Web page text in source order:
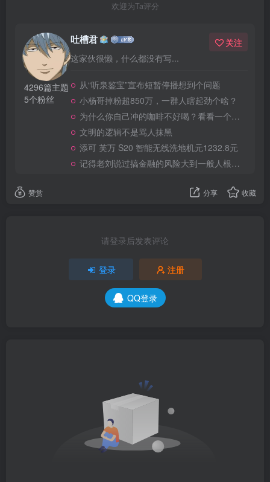
欢迎为Ta评分
4296篇主题
5个粉丝
吐槽君
这家伙很懒，什么都没有写...
关注
从“听泉鉴宝”宣布短暂停播想到个问题
小杨哥掉粉超850万，一群人瞎起劲个啥？
为什么你自己冲的咖啡不好喝？看看一个自媒体博主的分享
文明的逻辑不是骂人抹黑
添可 芙万 S20 智能无线洗地机元1232.8元
记得老刘说过搞金融的风险大到一般人根本承受不起
赞赏 分享 收藏
请登录后发表评论
登录 注册
QQ登录